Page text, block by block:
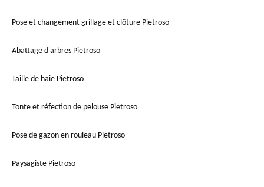
Pose et changement grillage et clôture Pietroso
Abattage d'arbres Pietroso
Taille de haie Pietroso
Tonte et réfection de pelouse Pietroso
Pose de gazon en rouleau Pietroso
Paysagiste Pietroso